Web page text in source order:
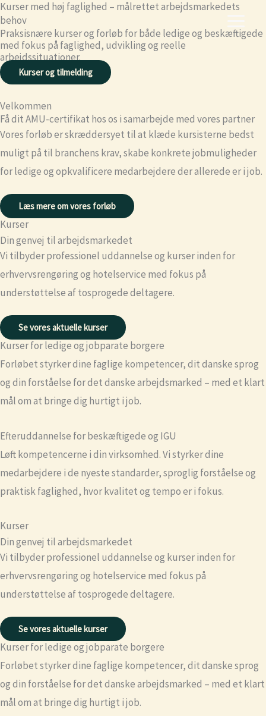
Skip
to
content
Kurser med høj faglighed – målrettet arbejdsmarkedets
behov
Praksisnære kurser og forløb for både ledige og beskæftigede
med fokus på faglighed, udvikling og reelle
arbejdssituationer.
Kurser og tilmelding
Velkommen
Få dit AMU-certifikat hos os i samarbejde med vores partner
Vores forløb er skræddersyet til at klæde kursisterne bedst
muligt på til branchens krav, skabe konkrete jobmuligheder
for ledige og opkvalificere medarbejdere der allerede er i job.
Læs mere om vores forløb
Kurser
Din genvej til arbejdsmarkedet
Vi tilbyder professionel uddannelse og kurser inden for
erhvervsrengøring og hotelservice med fokus på
understøttelse af tosprogede deltagere.
Se vores aktuelle kurser
Kurser for ledige og jobparate borgere
Forløbet styrker dine faglige kompetencer, dit danske sprog
og din forståelse for det danske arbejdsmarked – med et klart
mål om at bringe dig hurtigt i job.
Efteruddannelse for beskæftigede og IGU
Løft kompetencerne i din virksomhed. Vi styrker dine
medarbejdere i de nyeste standarder, sproglig forståelse og
praktisk faglighed, hvor kvalitet og tempo er i fokus.
Kurser
Din genvej til arbejdsmarkedet
Vi tilbyder professionel uddannelse og kurser inden for
erhvervsrengøring og hotelservice med fokus på
understøttelse af tosprogede deltagere.
Se vores aktuelle kurser
Kurser for ledige og jobparate borgere
Forløbet styrker dine faglige kompetencer, dit danske sprog
og din forståelse for det danske arbejdsmarked – med et klart
mål om at bringe dig hurtigt i job.